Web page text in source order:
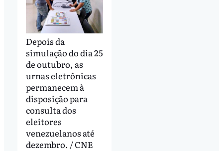
Depois da
simulação do dia 25
de outubro, as
urnas eletrônicas
permanecem à
disposição para
consulta dos
eleitores
venezuelanos até
dezembro. / CNE